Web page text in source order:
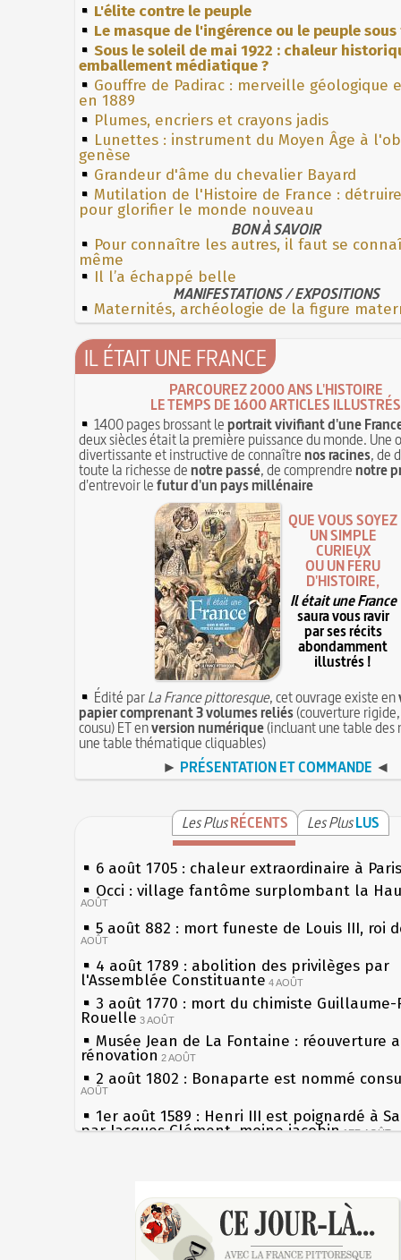
L'élite contre le peuple
Le masque de l'ingérence ou le peuple
Sous le soleil de mai 1922 : chaleur
emballement médiatique ?
Gouffre de Padirac : merveille géologique
en 1889
Plumes, encriers et crayons jadis
Lunettes : instrument du Moyen Âge à
genèse
Grandeur d'âme du chevalier Bayard
Mutilation de l'Histoire de France :
pour glorifier le monde nouveau
BON À SAVOIR
Pour connaître les autres, il faut se
même
Il l’a échappé belle
MANIFESTATIONS / EXPOSITIONS
Maternités, archéologie de la figure
IL ÉTAIT UNE FRANCE
PARCOUREZ 2000 ANS L'HISTOIRE
LE TEMPS DE 1600 ARTICLES ILLUSTRÉS
1400 pages brossant leportrait vivifiant d'une
deux siècles était la première puissance du monde. Une
divertissante et instructive de connaîtrenos racines, de
toute la richesse denotre passé, de comprendrenotre
d'entrevoir lefutur d'un pays millénaire
QUE VOUS SOYEZ
UN SIMPLE
CURIEUX
OU UN FÉRU
D'HISTOIRE,
Il était une France
saura vous ravir
par ses récits
abondamment
illustrés !
Édité parLa France pittoresque, cet ouvrage existe en
papier comprenant 3 volumes reliés(couverture
cousu) ET enversion numérique(incluant une table des
une table thématique cliquables)
► PRÉSENTATION ET COMMANDE ◄
Les PlusRÉCENTS Les PlusLUS
6 août 1705 : chaleur extraordinaire à Paris
Occi : village fantôme surplombant la
AOÛT
5 août 882 : mort funeste de Louis III, roi
AOÛT
4 août 1789 : abolition des privilèges par
l'Assemblée Constituante 4 AOÛT
3 août 1770 : mort du chimiste Guillaume-
Rouelle 3 AOÛT
Musée Jean de La Fontaine : réouverture
rénovation 2 AOÛT
2 août 1802 : Bonaparte est nommé
AOÛT
1er août 1589 : Henri III est poignardé à
par Jacques Clément, moine jacobin 1ER AOÛT
Chocolat Poulain 30 JUILLET
29 juillet 1881 : loi sur la liberté de la
28 juillet 1794 : supplice de Robespierre
les siècles
27 mai 1610 : supplice de François
du roi Henri IV
Pierre qui roule n'amasse pas mousse